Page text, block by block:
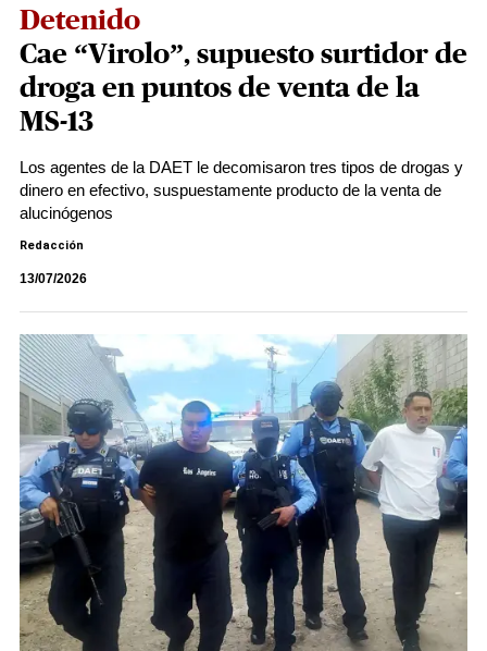
Detenido
Cae “Virolo”, supuesto surtidor de
droga en puntos de venta de la
MS-13
Los agentes de la DAET le decomisaron tres tipos de drogas y
dinero en efectivo, suspuestamente producto de la venta de
alucinógenos
Redacción
13/07/2026